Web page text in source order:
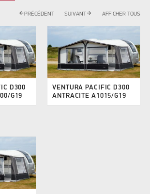
arrow_back PRÉCÉDENT SUIVANTarrow_forward AFFICHER TOUS
D300
G19
VENTURA PACIFIC D300
ANTRACITE A1015/G19